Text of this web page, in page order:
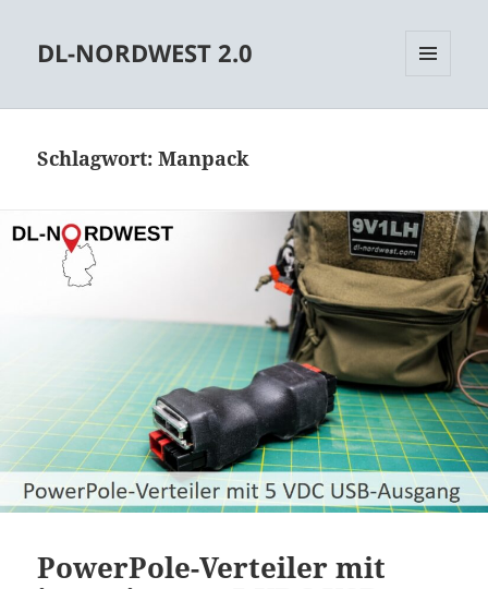
DL-NORDWEST 2.0
Schlagwort:Manpack
PowerPole-Verteiler mit